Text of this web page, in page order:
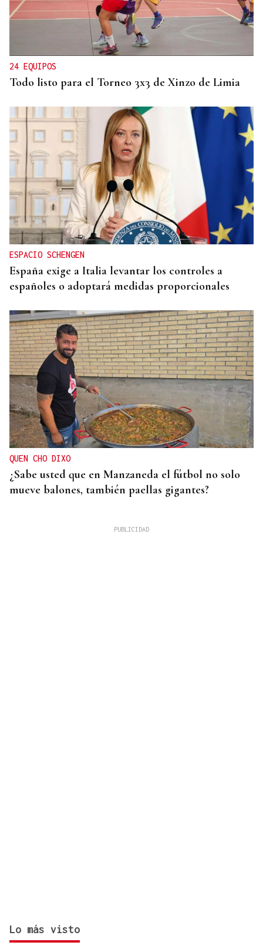
24 EQUIPOS
Todo listo para el Torneo 3x3 de Xinzo de Limia
ESPACIO SCHENGEN
España exige a Italia levantar los controles a
españoles o adoptará medidas proporcionales
QUEN CHO DIXO
¿Sabe usted que en Manzaneda el fútbol no solo
mueve balones, también paellas gigantes?
Lo más visto